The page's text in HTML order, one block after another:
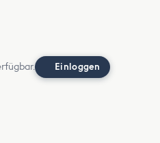
Einloggen